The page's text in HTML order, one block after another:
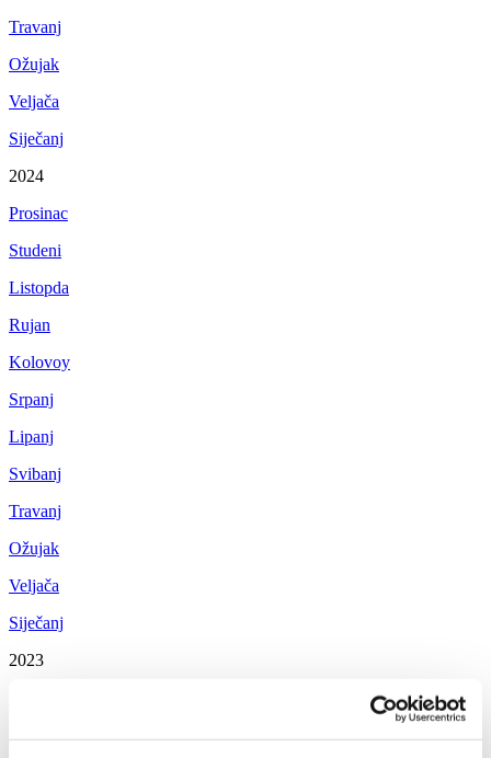
Travanj
Ožujak
Veljača
Siječanj
2024
Prosinac
Studeni
Listopda
Rujan
Kolovoy
Srpanj
Lipanj
Svibanj
Travanj
Ožujak
Veljača
Siječanj
2023